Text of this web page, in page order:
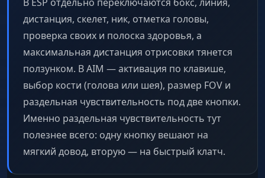
дистанция, скелет, ник, отметка головы,
проверка своих и полоска здоровья, а
максимальная дистанция отрисовки тянется
ползунком. В AIM — активация по клавише,
выбор кости (голова или шея), размер FOV и
раздельная чувствительность под две кнопки.
Именно раздельная чувствительность тут
полезнее всего: одну кнопку вешают на
мягкий довод, вторую — на быстрый клатч.